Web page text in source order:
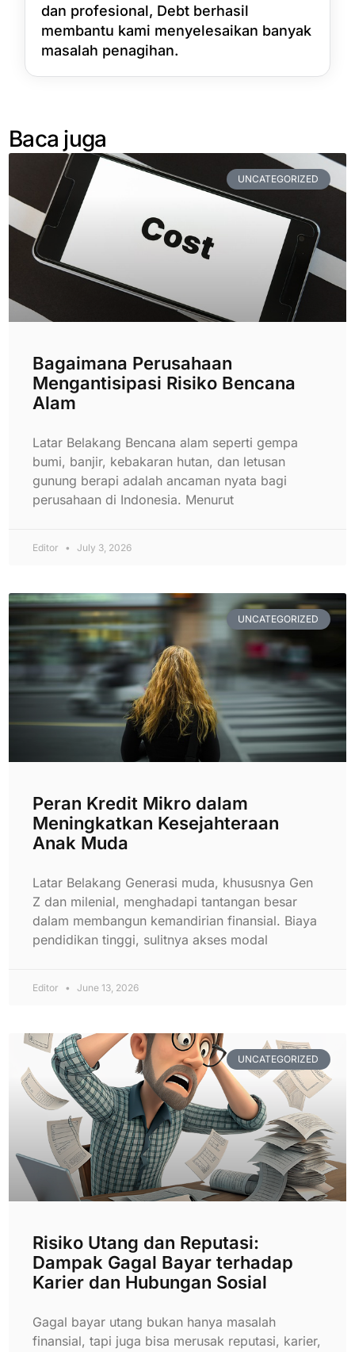
dan profesional, Debt berhasil
membantu kami menyelesaikan banyak
masalah penagihan.
Baca juga
UNCATEGORIZED
Bagaimana Perusahaan
Mengantisipasi Risiko Bencana
Alam
Latar Belakang Bencana alam seperti gempa
bumi, banjir, kebakaran hutan, dan letusan
gunung berapi adalah ancaman nyata bagi
perusahaan di Indonesia. Menurut
Editor July 3, 2026
UNCATEGORIZED
Peran Kredit Mikro dalam
Meningkatkan Kesejahteraan
Anak Muda
Latar Belakang Generasi muda, khususnya Gen
Z dan milenial, menghadapi tantangan besar
dalam membangun kemandirian finansial. Biaya
pendidikan tinggi, sulitnya akses modal
Editor June 13, 2026
UNCATEGORIZED
Risiko Utang dan Reputasi:
Dampak Gagal Bayar terhadap
Karier dan Hubungan Sosial
Gagal bayar utang bukan hanya masalah
finansial, tapi juga bisa merusak reputasi, karier,